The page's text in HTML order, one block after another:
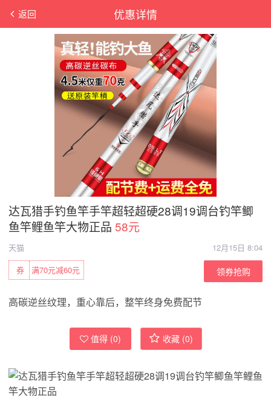
优惠详情
返回
达瓦猎手钓鱼竿手竿超轻超硬28调19调台钓竿鲫
鱼竿鲤鱼竿大物正品 58元
天猫
12月15日 8:04
满70元减60元
券 领券抢购
高碳逆丝纹理，重心靠后，整竿终身免费配节
值得 (0) 收藏 (0)